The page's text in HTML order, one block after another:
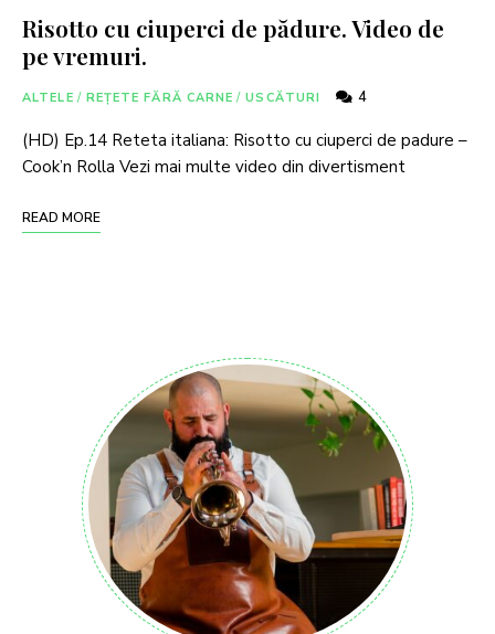
Risotto cu ciuperci de pădure. Video de
pe vremuri.
ALTELE / REȚETE FĂRĂ CARNE / USCĂTURI 4
(HD) Ep.14 Reteta italiana: Risotto cu ciuperci de padure –
Cook’n Rolla Vezi mai multe video din divertisment
READ MORE